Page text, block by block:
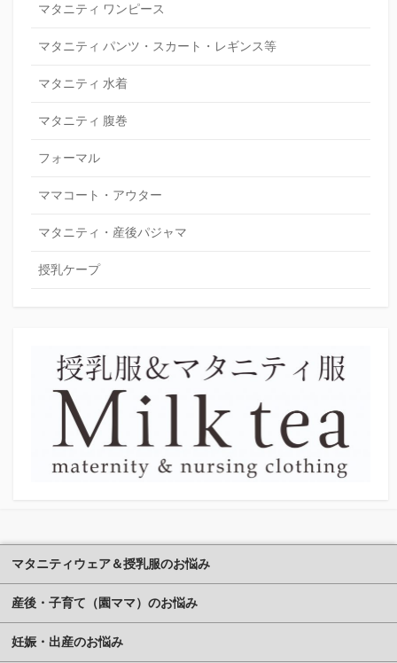
マタニティ ワンピース
マタニティ パンツ・スカート・レギンス等
マタニティ 水着
マタニティ 腹巻
フォーマル
ママコート・アウター
マタニティ・産後パジャマ
授乳ケープ
マタニティウェア＆授乳服のお悩み
産後・子育て（園ママ）のお悩み
妊娠・出産のお悩み